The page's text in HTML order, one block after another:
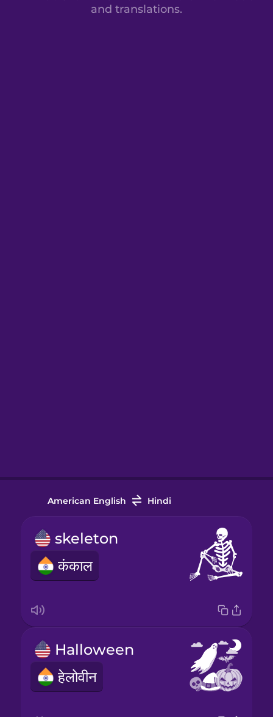
and translations.
American English Hindi
skeleton
कंकाल
Halloween
हेलोवीन